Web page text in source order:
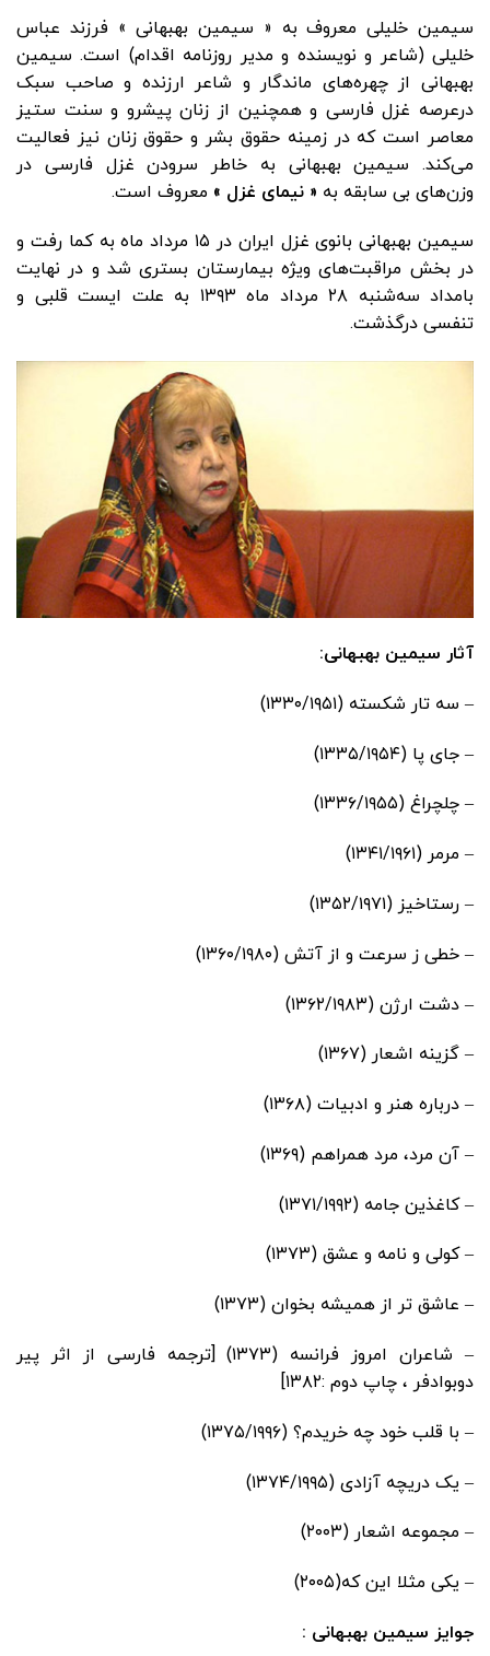
سیمین خلیلی معروف به « سیمین بهبهانی » فرزند عباس
خلیلی (شاعر و نویسنده و مدیر روزنامه اقدام) است. سیمین
بهبهانی از چهره‌های ماندگار و شاعر ارزنده و صاحب سبک
درعرصه غزل فارسی و همچنین از زنان پیشرو و سنت ستیز
معاصر است که در زمینه حقوق بشر و حقوق زنان نیز فعالیت
می‌کند. سیمین بهبهانی به خاطر سرودن غزل فارسی در
وزن‌های بی سابقه به « نیمای غزل » معروف است.
سیمین بهبهانی بانوی غزل ایران در ۱۵ مرداد ماه به کما رفت و
در بخش مراقبت‌های ویژه بیمارستان بستری شد و در نهایت
بامداد سه‌شنبه ۲۸ مرداد ماه ۱۳۹۳ به علت ایست قلبی و
تنفسی درگذشت.
آثار سیمین بهبهانی:
– سه تار شکسته (۱۳۳۰/۱۹۵۱)
– جای پا (۱۳۳۵/۱۹۵۴)
– چلچراغ (۱۳۳۶/۱۹۵۵)
– مرمر (۱۳۴۱/۱۹۶۱)
– رستاخیز (۱۳۵۲/۱۹۷۱)
– خطی ز سرعت و از آتش (۱۳۶۰/۱۹۸۰)
– دشت ارژن (۱۳۶۲/۱۹۸۳)
– گزینه اشعار (۱۳۶۷)
– درباره هنر و ادبیات (۱۳۶۸)
– آن مرد، مرد همراهم (۱۳۶۹)
– کاغذین جامه (۱۳۷۱/۱۹۹۲)
– کولی و نامه و عشق (۱۳۷۳)
– عاشق تر از همیشه بخوان (۱۳۷۳)
– شاعران امروز فرانسه (۱۳۷۳) [ترجمه فارسی از اثر پیر
دوبوادفر ، چاپ دوم :۱۳۸۲]
– با قلب خود چه خریدم؟ (۱۳۷۵/۱۹۹۶)
– یک دریچه آزادی (۱۳۷۴/۱۹۹۵)
– مجموعه اشعار (۲۰۰۳)
– یکی مثلا این که(۲۰۰۵)
جوایز سیمین بهبهانی :